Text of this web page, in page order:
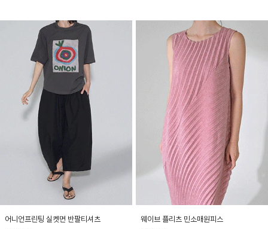
어니언프린팅 실켓면 반팔티셔츠 웨이브 플리츠 민소매원피스